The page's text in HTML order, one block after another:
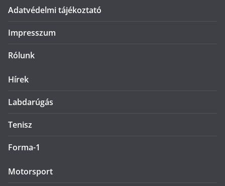
Adatvédelmi tájékoztató
Impresszum
Rólunk
Hírek
Labdarúgás
Tenisz
Forma-1
Motorsport